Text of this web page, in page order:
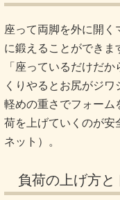
座って両脚を外に開
に鍛えることができま
「座っているだけだ
くりやるとお尻がジワ
軽めの重さでフォーム
荷を上げていくのが安
ネット）。
負荷の上げ方と